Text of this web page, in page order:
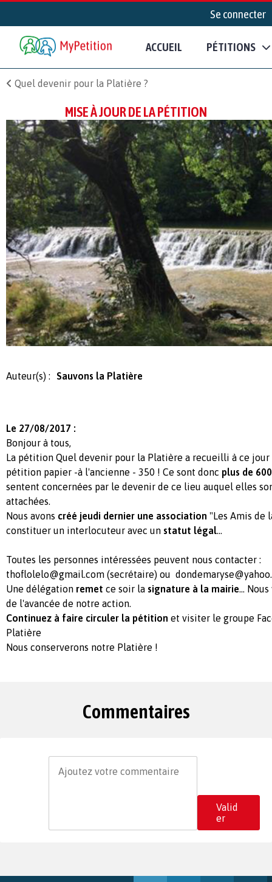
Se connecter
ACCUEIL PÉTITIONS
Quel devenir pour la Platière ?
MISE À JOUR DE LA PÉTITION
Auteur(s) : Sauvons la Platière
Le 27/08/2017 :
Bonjour à tous,
La pétition Quel devenir pour la Platière a recueilli à ce jour
pétition papier -à l'ancienne - 350 ! Ce sont donc plus de
sentent concernées par le devenir de ce lieu auquel elles
attachées.
Nous avons créé jeudi dernier une association "Les Amis de
constituer un interlocuteur avec un statut légal...
Toutes les personnes intéressées peuvent nous contacter :
thoflolelo@gmail.com (secrétaire) ou
Une délégation remet ce soir la signature à la mairie...
de l'avancée de notre action.
Continuez à faire circuler la pétition et visiter le groupe
Platière
Nous conserverons notre Platière !
Commentaires
Valid
er